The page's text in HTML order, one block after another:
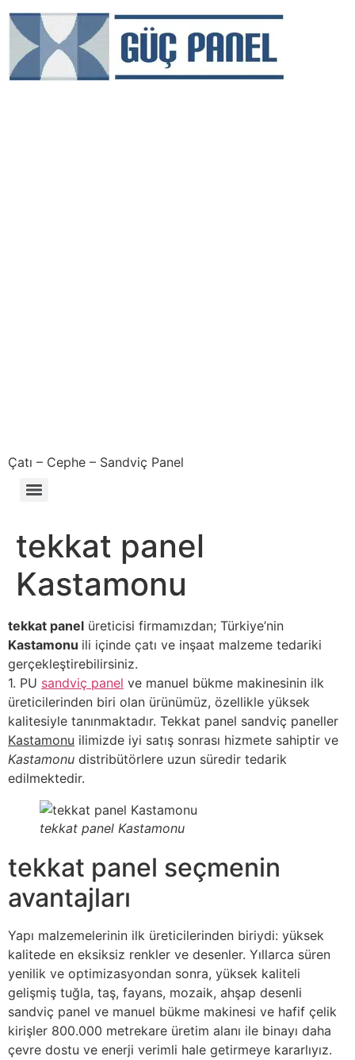
Çatı – Cephe – Sandviç Panel
tekkat panel
Kastamonu
tekkat panel üreticisi firmamızdan; Türkiye’nin
Kastamonu ili içinde çatı ve inşaat malzeme tedariki
gerçekleştirebilirsiniz.
1. PU sandviç panel ve manuel bükme makinesinin ilk
üreticilerinden biri olan ürünümüz, özellikle yüksek
kalitesiyle tanınmaktadır. Tekkat panel sandviç paneller
Kastamonu ilimizde iyi satış sonrası hizmete sahiptir ve
Kastamonu distribütörlere uzun süredir tedarik
edilmektedir.
tekkat panel Kastamonu
tekkat panel seçmenin
avantajları
Yapı malzemelerinin ilk üreticilerinden biriydi: yüksek
kalitede en eksiksiz renkler ve desenler. Yıllarca süren
yenilik ve optimizasyondan sonra, yüksek kaliteli
gelişmiş tuğla, taş, fayans, mozaik, ahşap desenli
sandviç panel ve manuel bükme makinesi ve hafif çelik
kirişler 800.000 metrekare üretim alanı ile binayı daha
çevre dostu ve enerji verimli hale getirmeye kararlıyız.